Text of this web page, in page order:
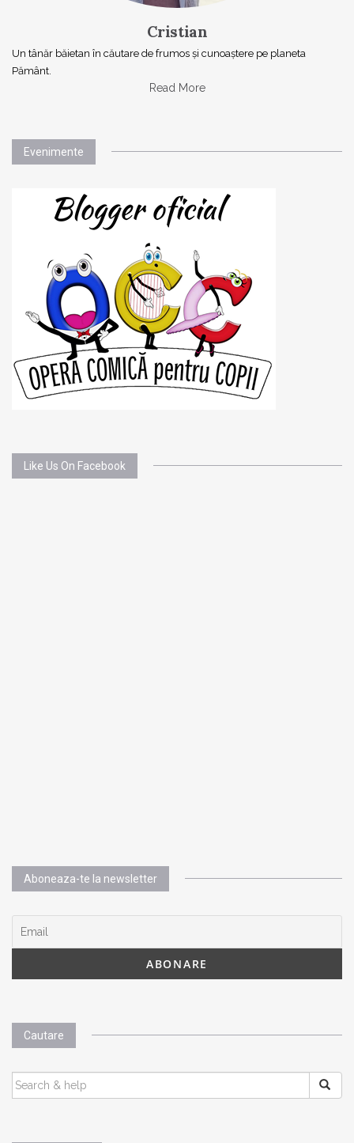
Cristian
Un tânăr băietan în căutare de frumos și cunoaștere pe planeta
Pământ.
Read More
Evenimente
Like Us On Facebook
Aboneaza-te la newsletter
Cautare
SEARCH
FOR: